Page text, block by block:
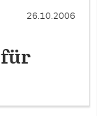
26.10.2006
für